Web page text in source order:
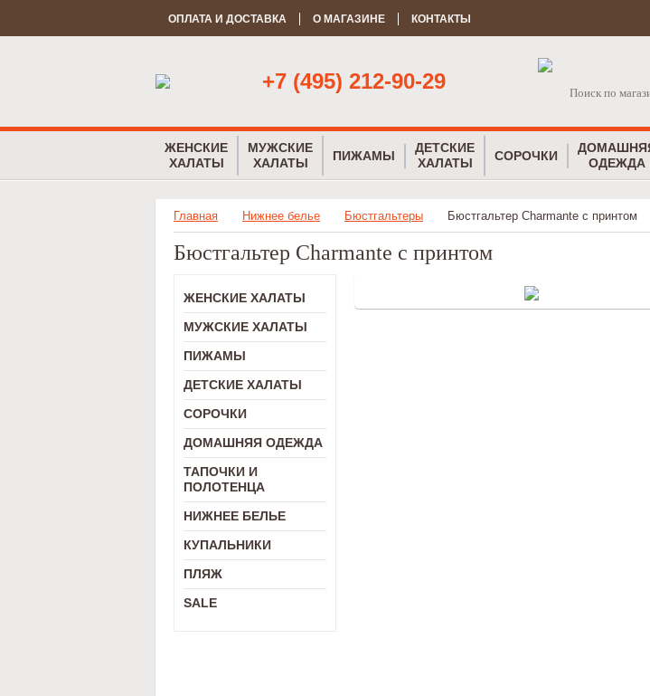
ОПЛАТА И ДОСТАВКА О МАГАЗИНЕ КОНТАКТЫ
+7 (495) 212-90-29
ЖЕНСКИЕ
ХАЛАТЫ
МУЖСКИЕ
ХАЛАТЫ
ПИЖАМЫ
ДЕТСКИЕ
ХАЛАТЫ
СОРОЧКИ
ОДЕЖДА
Главная Нижнее белье Бюстгальтеры Бюстгальтер Charmante с принтом
Бюстгальтер Charmante с принтом
ЖЕНСКИЕ ХАЛАТЫ
МУЖСКИЕ ХАЛАТЫ
ПИЖАМЫ
ДЕТСКИЕ ХАЛАТЫ
СОРОЧКИ
ДОМАШНЯЯ ОДЕЖДА
ТАПОЧКИ И
ПОЛОТЕНЦА
НИЖНЕЕ БЕЛЬЕ
КУПАЛЬНИКИ
ПЛЯЖ
SALE